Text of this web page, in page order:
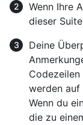
Wenn Ihre
dieser
Deine
werden
Wenn du
die zu